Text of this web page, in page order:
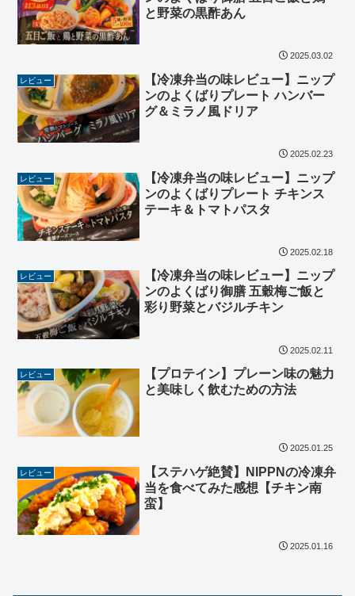
と野菜の黒酢あん
2025.03.02
レビュー
【冷凍弁当の味レビュー】ニップ
ンのよくばりプレート ハンバー
グ＆ミラノ風ドリア
2025.02.23
レビュー
【冷凍弁当の味レビュー】ニップ
ンのよくばりプレート チキンス
テーキ＆トマトパスタ
2025.02.18
レビュー
【冷凍弁当の味レビュー】ニップ
ンのよくばり御膳 五穀梅ご飯と
彩り野菜とバジルチキン
2025.02.11
レビュー
【プロテイン】プレーン味の魅力
と美味しく飲むための方法
2025.01.25
レビュー
【ステハゲ絶賛】NIPPNの冷凍弁
当を食べてみた感想【チキン南
蛮】
2025.01.16